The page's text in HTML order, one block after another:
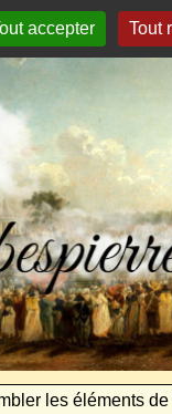
accepter Tout
les éléments